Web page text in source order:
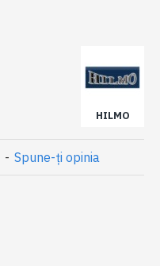
HILMO
- Spune-ţi opinia